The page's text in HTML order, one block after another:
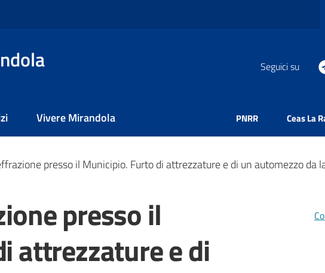
Seguici su
Vivere Mirandola PNRR Ceas La
presso il Municipio. Furto di attrezzature e di un automezzo da
presso il
attrezzature e di